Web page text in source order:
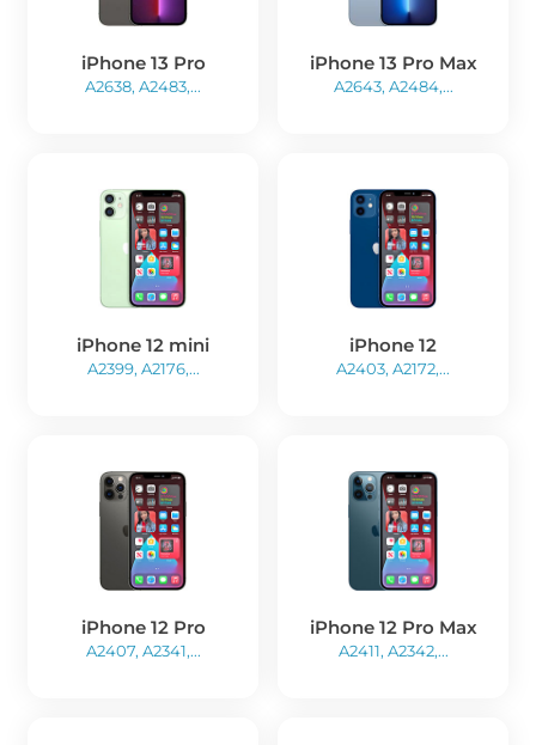
iPhone 13 Pro
A2638, A2483,...
iPhone 13 Pro Max
A2643, A2484,...
iPhone 12 mini
A2399, A2176,...
iPhone 12
A2403, A2172,...
iPhone 12 Pro
A2407, A2341,...
iPhone 12 Pro Max
A2411, A2342,...